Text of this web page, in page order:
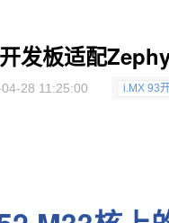
发板适配
28 11:25:00 i.MX 93